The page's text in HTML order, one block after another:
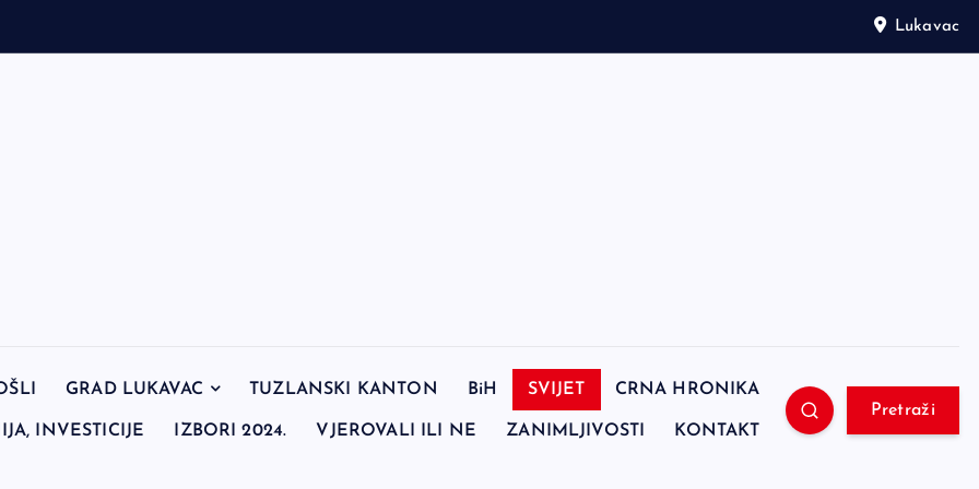
Lukavac
GRAD LUKAVAC TUZLANSKI KANTON BiH SVIJET CRNA HRONIKA
INVESTICIJE IZBORI 2024. VJEROVALI ILI NE ZANIMLJIVOSTI KONTAKT
Pretraži